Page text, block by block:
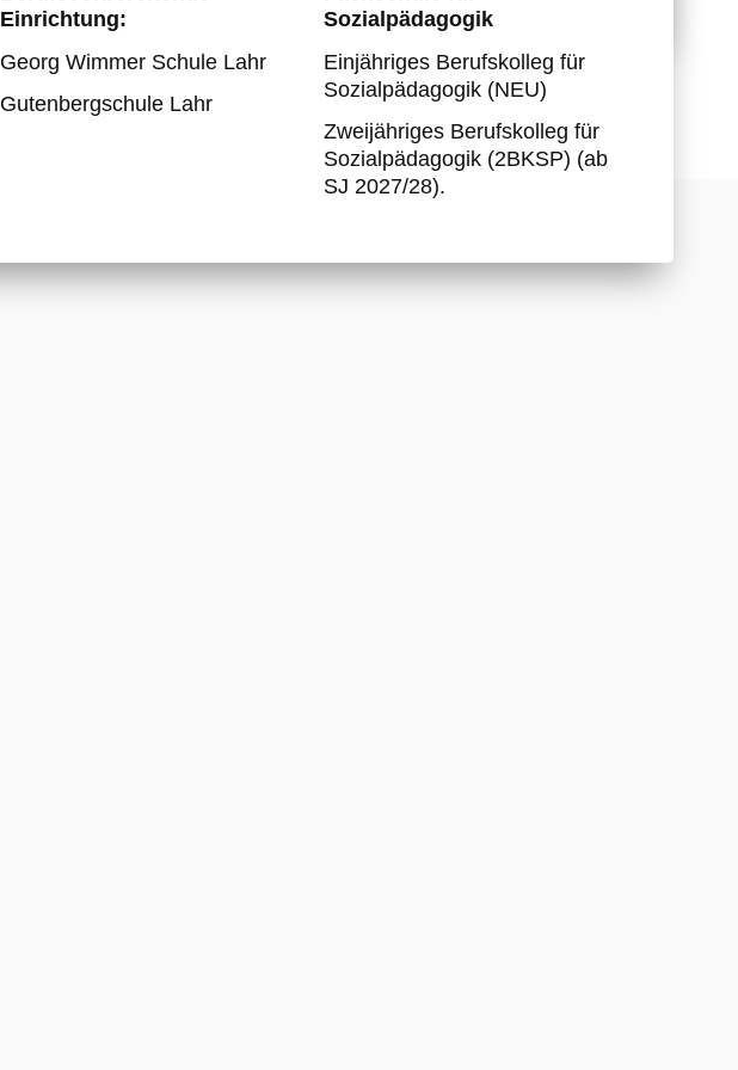
Berufs- und Studienwahl
Einrichtung:
Georg Wimmer Schule Lahr
Gutenbergschule Lahr
Sozialpädagogik
Einjähriges Berufskolleg für
Sozialpädagogik (NEU)
Zweijähriges Berufskolleg für
Sozialpädagogik (2BKSP) (ab
SJ 2027/28).